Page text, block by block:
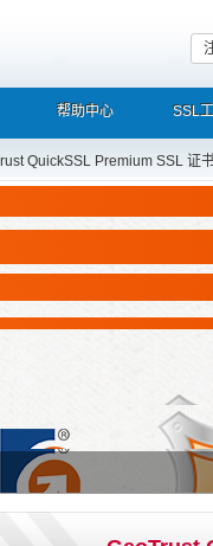
帮助中心 SSL
QuickSSL Premium SSL 证
SSL证书,GeoTrust EV